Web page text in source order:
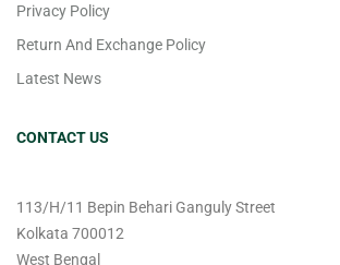
Privacy Policy
Return And Exchange Policy
Latest News
CONTACT US
113/H/11 Bepin Behari Ganguly Street
Kolkata 700012
West Bengal